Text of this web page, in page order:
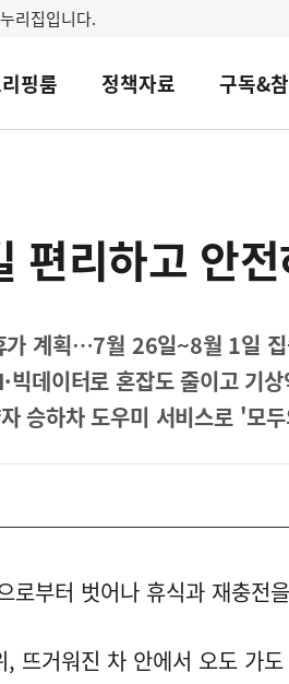
리집입니다.
핑룸 정책자료 구독&
편리하고 안
가 계획…7월 26일~8월 1일
데이터로 혼잡도 줄이고 기상
승하차 도우미 서비스로 '모
로부터 벗어나 휴식과 재충전
뜨거워진 차 안에서 오도 가